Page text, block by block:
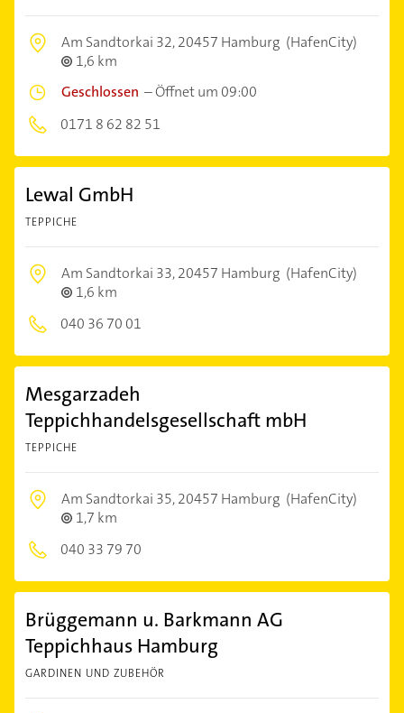
Am Sandtorkai 32,20457 Hamburg (HafenCity)
1,6 km
Geschlossen –Öffnet um 09:00
0171 8 62 82 51
Lewal GmbH
TEPPICHE
Am Sandtorkai 33,20457 Hamburg (HafenCity)
1,6 km
040 36 70 01
Mesgarzadeh
Teppichhandelsgesellschaft mbH
TEPPICHE
Am Sandtorkai 35,20457 Hamburg (HafenCity)
1,7 km
040 33 79 70
Brüggemann u. Barkmann AG
Teppichhaus Hamburg
GARDINEN UND ZUBEHÖR